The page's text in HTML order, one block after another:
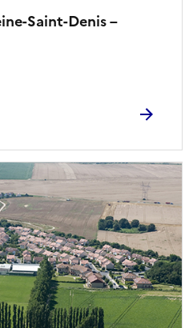
Saint-Denis –